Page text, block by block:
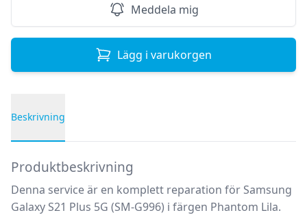
Meddela mig
Lägg i varukorgen
Beskrivning
Produktbeskrivning
Denna service är en komplett reparation för Samsung
Galaxy S21 Plus 5G (SM-G996) i färgen Phantom Lila.